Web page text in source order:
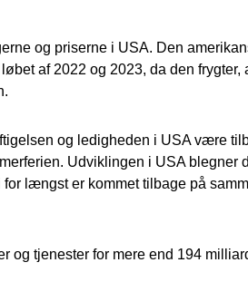
og priserne i USA. Den
af 2022 og 2023, da den frygter,
og ledigheden i USA være
Udviklingen i USA blegner
længst er kommet tilbage på
og tjenester for mere end 194